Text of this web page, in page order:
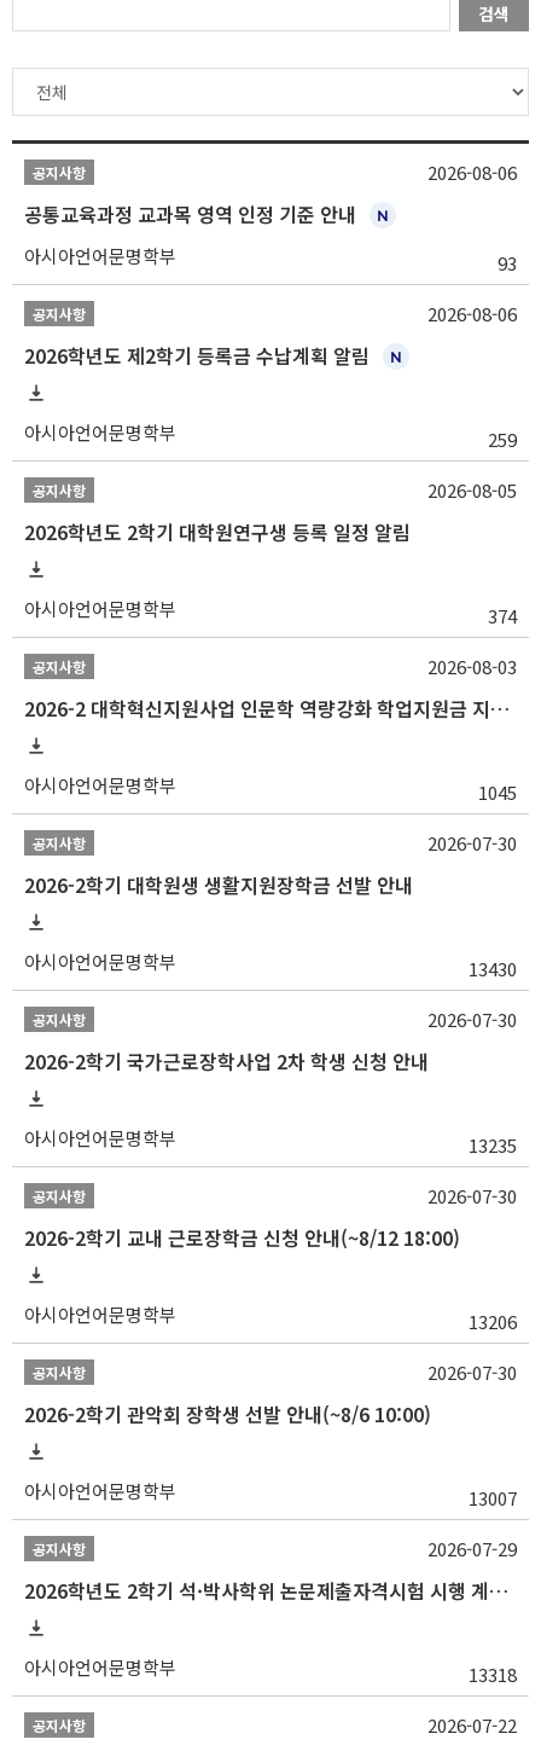
검색
공지사항
공통교육과정 교과목 영역 인정 기준 안내
아시아언어문명학부 93
2026-08-06
공지사항
2026학년도 제2학기 등록금 수납계획 알림
아시아언어문명학부 259
2026-08-06
공지사항
2026학년도 2학기 대학원연구생 등록 일정 알림
아시아언어문명학부 374
2026-08-05
공지사항
2026-2 대학혁신지원사업 인문학 역량강화 학업지원금 지원 선발 안내 (학/석/박사)
아시아언어문명학부 1045
2026-08-03
공지사항
2026-2학기 대학원생 생활지원장학금 선발 안내
아시아언어문명학부 13430
2026-07-30
공지사항
2026-2학기 국가근로장학사업 2차 학생 신청 안내
아시아언어문명학부 13235
2026-07-30
공지사항
2026-2학기 교내 근로장학금 신청 안내(~8/12 18:00)
아시아언어문명학부 13206
2026-07-30
공지사항
2026-2학기 관악회 장학생 선발 안내(~8/6 10:00)
아시아언어문명학부 13007
2026-07-30
공지사항
2026학년도 2학기 석·박사학위 논문제출자격시험 시행 계획 공고
아시아언어문명학부 13318
2026-07-29
공지사항 2026-07-22